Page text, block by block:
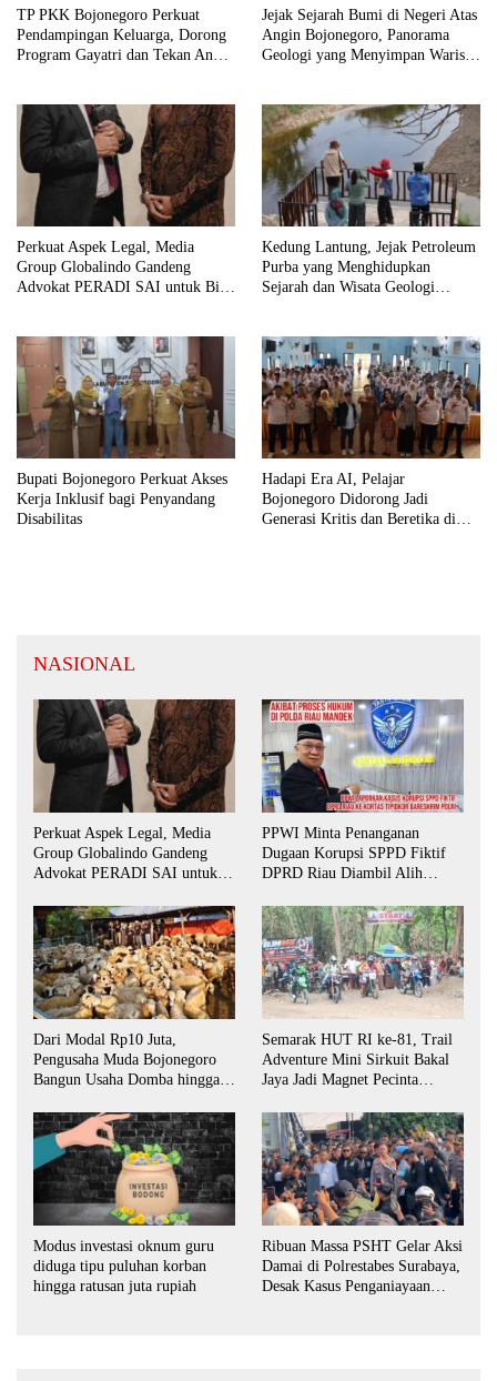
TP PKK Bojonegoro Perkuat
Pendampingan Keluarga, Dorong
Program Gayatri dan Tekan Angka
Jejak Sejarah Bumi di Negeri Atas
Angin Bojonegoro, Panorama
Geologi yang Menyimpan Warisan
Perkuat Aspek Legal, Media
Group Globalindo Gandeng
Advokat PERADI SAI untuk Biro
Kedung Lantung, Jejak Petroleum
Purba yang Menghidupkan
Sejarah dan Wisata Geologi
Bupati Bojonegoro Perkuat Akses
Kerja Inklusif bagi Penyandang
Disabilitas
Hadapi Era AI, Pelajar
Bojonegoro Didorong Jadi
Generasi Kritis dan Beretika di
NASIONAL
Perkuat Aspek Legal, Media
Group Globalindo Gandeng
Advokat PERADI SAI untuk
PPWI Minta Penanganan
Dugaan Korupsi SPPD Fiktif
DPRD Riau Diambil Alih
Dari Modal Rp10 Juta,
Pengusaha Muda Bojonegoro
Bangun Usaha Domba hingga
Semarak HUT RI ke-81, Trail
Adventure Mini Sirkuit Bakal
Jaya Jadi Magnet Pecinta
Modus investasi oknum guru
diduga tipu puluhan korban
hingga ratusan juta rupiah
Ribuan Massa PSHT Gelar Aksi
Damai di Polrestabes Surabaya,
Desak Kasus Penganiayaan